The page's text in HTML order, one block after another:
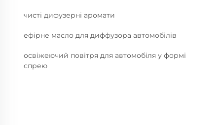
чисті дифузерні аромати
ефірне масло для диффузора автомобілів
освіжеючий повітря для автомобіля у формі
спрею